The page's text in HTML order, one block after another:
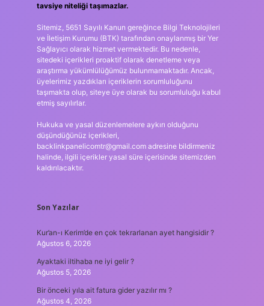
tavsiye niteliği taşımazlar.
Sitemiz, 5651 Sayılı Kanun gereğince Bilgi Teknolojileri
ve İletişim Kurumu (BTK) tarafından onaylanmış bir Yer
Sağlayıcı olarak hizmet vermektedir. Bu nedenle,
sitedeki içerikleri proaktif olarak denetleme veya
araştırma yükümlülüğümüz bulunmamaktadır. Ancak,
üyelerimiz yazdıkları içeriklerin sorumluluğunu
taşımakta olup, siteye üye olarak bu sorumluluğu kabul
etmiş sayılırlar.
Hukuka ve yasal düzenlemelere aykırı olduğunu
düşündüğünüz içerikleri,
backlinkpanelicomtr@gmail.comadresine bildirmeniz
halinde, ilgili içerikler yasal süre içerisinde sitemizden
kaldırılacaktır.
Son Yazılar
Kur’an-ı Kerim’de en çok tekrarlanan ayet hangisidir ?
Ağustos 6, 2026
Ayaktaki iltihaba ne iyi gelir ?
Ağustos 5, 2026
Bir önceki yıla ait fatura gider yazılır mı ?
Ağustos 4, 2026